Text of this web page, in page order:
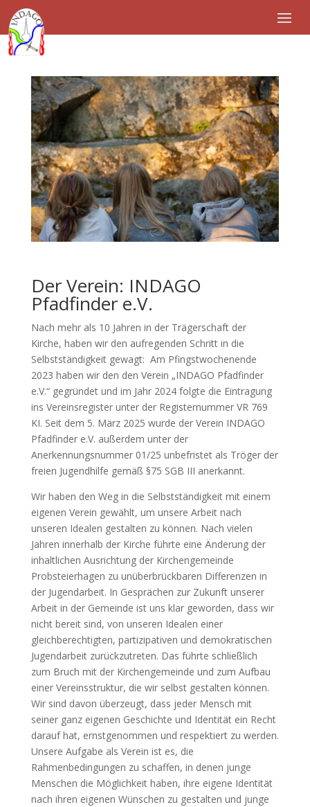
Der Verein: INDAGO
Pfadfinder e.V.
Nach mehr als 10 Jahren in der Trägerschaft der
Kirche, haben wir den aufregenden Schritt in die
Selbstständigkeit gewagt: Am Pfingstwochenende
2023 haben wir den den Verein „INDAGO Pfadfinder
e.V.“ gegründet und im Jahr 2024 folgte die Eintragung
ins Vereinsregister unter der Registernummer VR 769
KI. Seit dem 5. März 2025 wurde der Verein INDAGO
Pfadfinder e.V. außerdem unter der
Anerkennungsnummer 01/25 unbefristet als Tröger der
freien Jugendhilfe gemäß §75 SGB III anerkannt.
Wir haben den Weg in die Selbstständigkeit mit einem
eigenen Verein gewählt, um unsere Arbeit nach
unseren Idealen gestalten zu können. Nach vielen
Jahren innerhalb der Kirche führte eine Änderung der
inhaltlichen Ausrichtung der Kirchengemeinde
Probsteierhagen zu unüberbrückbaren Differenzen in
der Jugendarbeit. In Gesprächen zur Zukunft unserer
Arbeit in der Gemeinde ist uns klar geworden, dass wir
nicht bereit sind, von unseren Idealen einer
gleichberechtigten, partizipativen und demokratischen
Jugendarbeit zurückzutreten. Das führte schließlich
zum Bruch mit der Kirchengemeinde und zum Aufbau
einer Vereinsstruktur, die wir selbst gestalten können.
Wir sind davon überzeugt, dass jeder Mensch mit
seiner ganz eigenen Geschichte und Identität ein Recht
darauf hat, ernstgenommen und respektiert zu werden.
Unsere Aufgabe als Verein ist es, die
Rahmenbedingungen zu schaffen, in denen junge
Menschen die Möglichkeit haben, ihre eigene Identität
nach ihren eigenen Wünschen zu gestalten und junge